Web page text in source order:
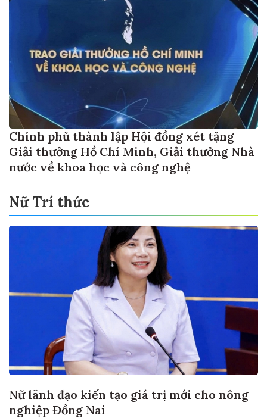
Chính phủ thành lập Hội đồng xét tặng
Giải thưởng Hồ Chí Minh, Giải thưởng Nhà
nước về khoa học và công nghệ
Nữ Trí thức
Nữ lãnh đạo kiến tạo giá trị mới cho nông
nghiệp Đồng Nai